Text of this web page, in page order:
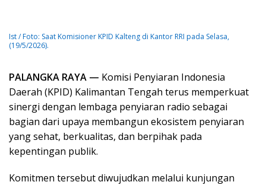
Ist / Foto: Saat Komisioner KPID Kalteng di Kantor RRI pada Selasa,
(19/5/2026).
PALANGKA RAYA — Komisi Penyiaran Indonesia
Daerah (KPID) Kalimantan Tengah terus memperkuat
sinergi dengan lembaga penyiaran radio sebagai
bagian dari upaya membangun ekosistem penyiaran
yang sehat, berkualitas, dan berpihak pada
kepentingan publik.
Komitmen tersebut diwujudkan melalui kunjungan